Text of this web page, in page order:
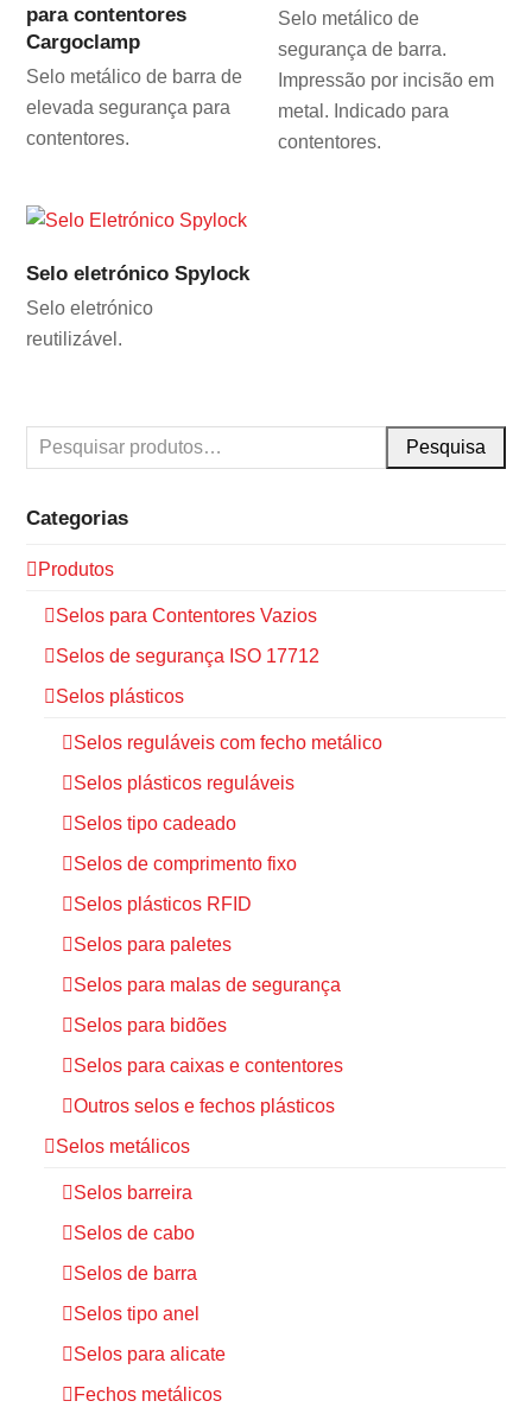
para contentores
Cargoclamp
Selo metálico de barra de
elevada segurança para
contentores.
Selo metálico de
segurança de barra.
Impressão por incisão em
metal. Indicado para
contentores.
Selo eletrónico Spylock
Selo eletrónico
reutilizável.
Pesquisa
Categorias
Produtos
Selos para Contentores Vazios
Selos de segurança ISO 17712
Selos plásticos
Selos reguláveis com fecho metálico
Selos plásticos reguláveis
Selos tipo cadeado
Selos de comprimento fixo
Selos plásticos RFID
Selos para paletes
Selos para malas de segurança
Selos para bidões
Selos para caixas e contentores
Outros selos e fechos plásticos
Selos metálicos
Selos barreira
Selos de cabo
Selos de barra
Selos tipo anel
Selos para alicate
Fechos metálicos